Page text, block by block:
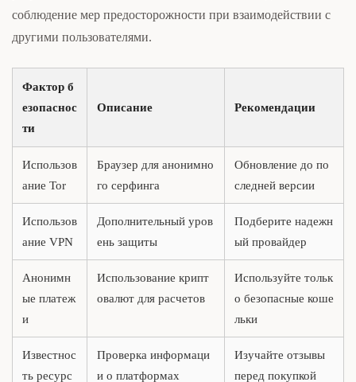
соблюдение мер предосторожности при взаимодействии с
другими пользователями.
Фактор б
езопаснос
ти
Описание Рекомендации
Использов
ание Tor
Браузер для анонимно
го серфинга
Обновление до по
следней версии
Использов
ание VPN
Дополнительный уров
ень защиты
Подберите надежн
ый провайдер
Анонимн
ые платеж
и
Использование крипт
овалют для расчетов
Используйте тольк
о безопасные коше
льки
Известнос
ть ресурс
Проверка информаци
и о платформах
Изучайте отзывы
перед покупкой